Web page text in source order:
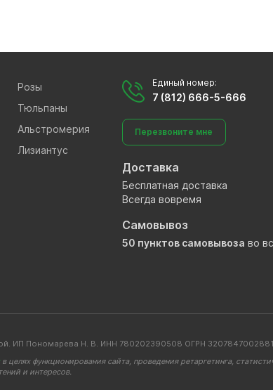
Розы
Тюльпаны
Альстромерия
Лизиантус
Единый номер:
7 (812) 666-5-666
Перезвоните мне
Доставка
Бесплатная доставка
Всегда вовремя
Самовывоз
50 пунктов самовывоза во
ИП Пономарева Н. В. ИНН 780202390508 ОГРН
в целях функционирования сайта, проведения ретаргетинга,
и интересов.